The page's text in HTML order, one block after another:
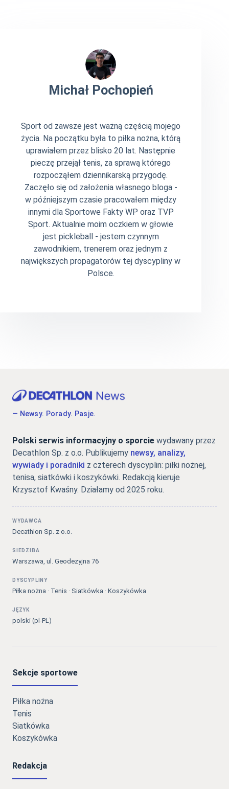
Michał Pochopień
Sport od zawsze jest ważną częścią mojego
życia. Na początku była to piłka nożna, którą
uprawiałem przez blisko 20 lat. Następnie
pieczę przejął tenis, za sprawą którego
rozpocząłem dziennikarską przygodę.
Zaczęło się od założenia własnego bloga -
w późniejszym czasie pracowałem między
innymi dla Sportowe Fakty WP oraz TVP
Sport. Aktualnie moim oczkiem w głowie
jest pickleball - jestem czynnym
zawodnikiem, trenerem oraz jednym z
największych propagatorów tej dyscypliny w
Polsce.
— Newsy. Porady. Pasje.
Polski serwis informacyjny o sporcie wydawany przez
Decathlon Sp. z o.o. Publikujemy newsy, analizy,
wywiady i poradniki z czterech dyscyplin: piłki nożnej,
tenisa, siatkówki i koszykówki. Redakcją kieruje
Krzysztof Kwaśny. Działamy od 2025 roku.
WYDAWCA
Decathlon Sp. z o.o.
SIEDZIBA
Warszawa, ul. Geodezyjna 76
DYSCYPLINY
Piłka nożna · Tenis · Siatkówka · Koszykówka
JĘZYK
polski (pl-PL)
Sekcje sportowe
Piłka nożna
Tenis
Siatkówka
Koszykówka
Redakcja